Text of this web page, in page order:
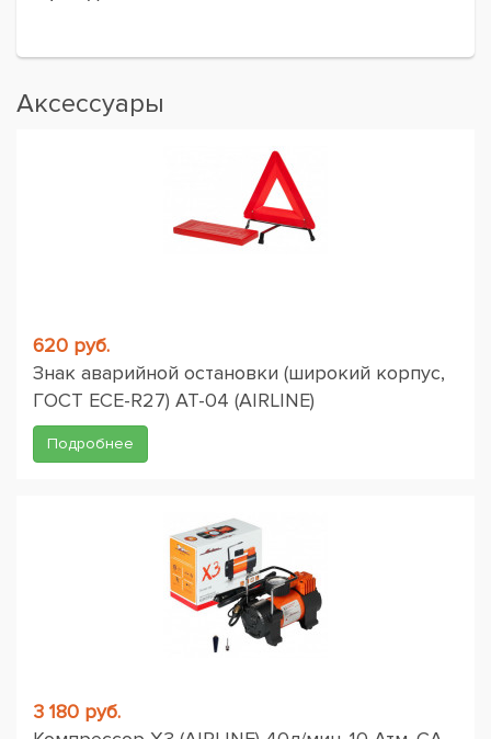
Аксессуары
620 руб.
Знак аварийной остановки (широкий корпус,
ГОСТ ЕСЕ-R27) AT-04 (AIRLINE)
Подробнее
3 180 руб.